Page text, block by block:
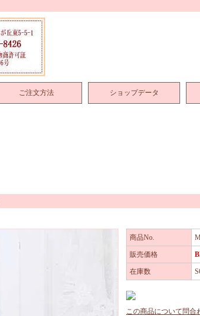
ご注文方法 ショップデータ
商品No.
販売価格
在庫数
この商品について問合